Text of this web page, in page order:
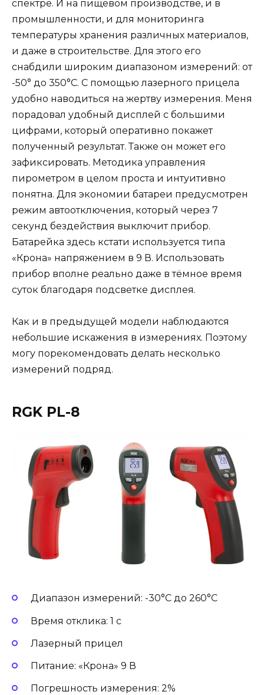
спектре. И на пищевом производстве, и в
промышленности, и для мониторинга
температуры хранения различных материалов,
и даже в строительстве. Для этого его
снабдили широким диапазоном измерений: от
-50° до 350°С. С помощью лазерного прицела
удобно наводиться на жертву измерения. Меня
порадовал удобный дисплей с большими
цифрами, который оперативно покажет
полученный результат. Также он может его
зафиксировать. Методика управления
пирометром в целом проста и интуитивно
понятна. Для экономии батареи предусмотрен
режим автоотключения, который через 7
секунд бездействия выключит прибор.
Батарейка здесь кстати используется типа
«Крона» напряжением в 9 В. Использовать
прибор вполне реально даже в тёмное время
суток благодаря подсветке дисплея.
Как и в предыдущей модели наблюдаются
небольшие искажения в измерениях. Поэтому
могу порекомендовать делать несколько
измерений подряд.
RGK PL-8
Диапазон измерений: -30°С до 260°С
Время отклика: 1 с
Лазерный прицел
Питание: «Крона» 9 В
Погрешность измерения: 2%